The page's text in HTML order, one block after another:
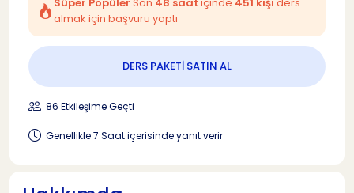
Süper Popüler Son 48 saat içinde 451 kişi ders
almak için başvuru yaptı
DERS PAKETİ SATIN AL
86 Etkileşime Geçti
Genellikle 7 Saat içerisinde yanıt verir